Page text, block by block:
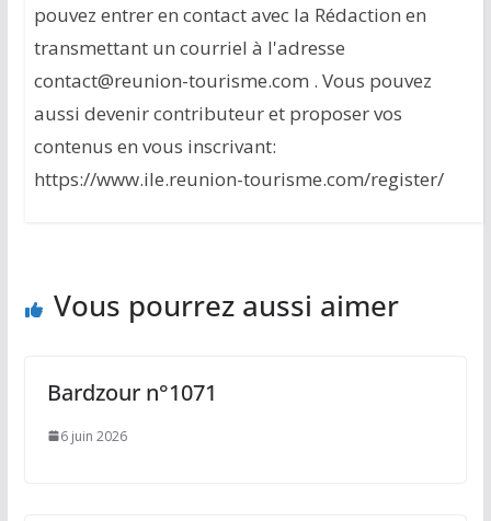
pouvez entrer en contact avec la Rédaction en
transmettant un courriel à l'adresse
contact@reunion-tourisme.com . Vous pouvez
aussi devenir contributeur et proposer vos
contenus en vous inscrivant:
https://www.ile.reunion-tourisme.com/register/
Vous pourrez aussi aimer
Bardzour n°1071
6 juin 2026